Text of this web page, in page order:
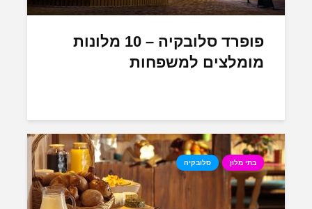
פופרד סלובקיה – 10 מלונות
מומלצים למשפחות
בתי מלון סלובקיה